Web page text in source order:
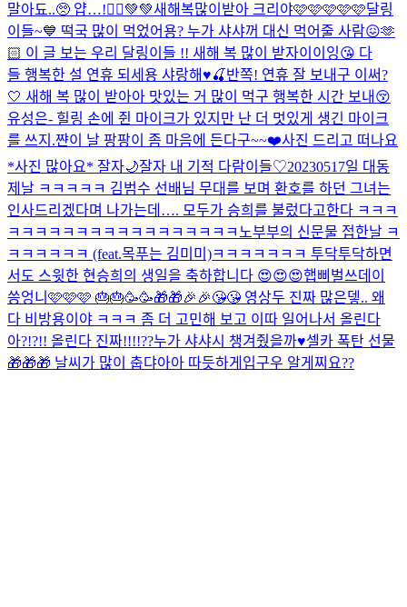
말아됴..🥺 얍…!🧚‍♀️💚💚새해복많이받아 크리야🩷🩷🩷🩷🩷달링
이들~💙 떡국 많이 먹었어용? 누가 샤샤꺼 대신 먹어줄 사람😖🫶
🏻 이 글 보는 우리 달링이들 !! 새해 복 많이 받자이이잉😘 다
들 행복한 설 연휴 되세용 샤랑해♥️🍒 반쪽! 연휴 잘 보내구 이써?
🤍 새해 복 많이 받아아 맛있는 거 많이 먹구 행복한 시간 보내😚
유성은- 힐링 손에 쥔 마이크가 있지만 난 더 멋있게 생긴 마이크
를 쓰지.쨘이 날 팡팡이 좀 마음에 든다구~~❤️사진 드리고 떠나요
*사진 많아요* 잘자🌙잘자 내 기적 다람이들♡20230517일 대동
제날 ㅋㅋㅋㅋㅋ 김범수 선배님 무대를 보며 환호를 하던 그녀는
인사드리겠다며 나가는데…. 모두가 승희를 불렀다고한다 ㅋㅋㅋ
ㅋㅋㅋㅋㅋㅋㅋㅋㅋㅋㅋㅋㅋㅋㅋㅋㅋ 노부부의 신문물 접한날 ㅋ
ㅋㅋㅋㅋㅋㅋ (feat.목푸는 김미미)ㅋㅋㅋㅋㅋㅋㅋ 투닥투닥하면
서도 스윗한 현승희의 생일을 축하합니다 😍😍😍햅삐벌쓰데이
씅엉니🩷🩷🩷 🎂🎂🥳🥳🎁🎁🎉🎉😘😘 영상두 진짜 많은뎋.. 왜
다 비방용이야 ㅋㅋㅋ 좀 더 고민해 보고 이따 일어나서 올린다
아?!?!! 올린다 진짜!!!!??누가 샤샤시 챙겨줬을까♥️셀카 폭탄 선물
🎁🎁🎁 날씨가 많이 춥댜아아 따듯하게입구우 알게찌요??